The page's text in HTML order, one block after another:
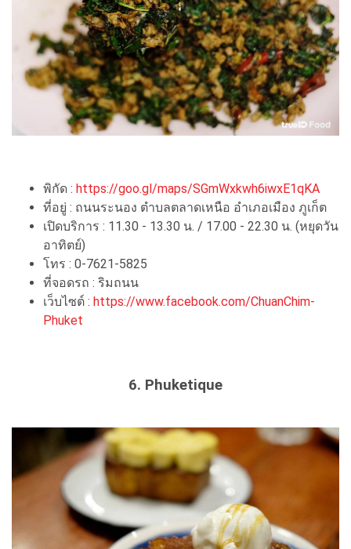
พิกัด : https://goo.gl/maps/SGmWxkwh6iwxE1qKA
ที่อยู่ : ถนนระนอง ตำบลตลาดเหนือ อำเภอเมือง ภูเก็ต
เปิดบริการ : 11.30 - 13.30 น. / 17.00 - 22.30 น. (หยุดวัน
อาทิตย์)
โทร : 0-7621-5825
ที่จอดรถ : ริมถนน
เว็บไซต์ : https://www.facebook.com/ChuanChim-
Phuket
6. Phuketique